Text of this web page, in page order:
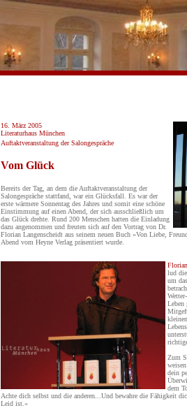
16. März 2005
Literaturhaus München
Auftaktveranstaltung der Salongespräche
Vom Glück
Bereits der Tag, an dem die Auftaktveranstaltung der
Salongespräche stattfand, war ein Glücksfall. Es war der
erste wärmere Sonnentag des Jahres und somit eine schöne
Einstimmung auf einen Abend, der sich ausschließlich um
das Glück drehte. Rund 200 Menschen hatten die Einladung
dazu angenommen und freuten sich auf den Vortrag von Dr.
Florian Langenscheidt aus seinem neuen Buch »Von Liebe,
Abend vom Heyne Verlag präsentiert wurde.
lud
um
Leben
Zum
dein
dem
Achte dich selbst und die anderen...Und bewahre die Fähigkeit
Leid ist.«